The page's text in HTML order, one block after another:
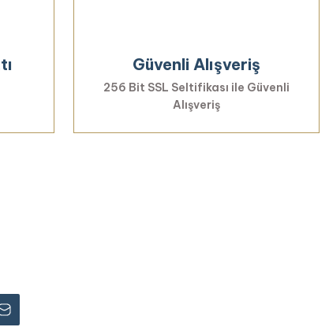
Güvenli Alışveriş
256 Bit SSL Seltifikası ile Güvenli
Alışveriş